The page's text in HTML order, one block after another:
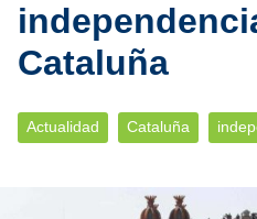
Cataluña
Actualidad Cataluña